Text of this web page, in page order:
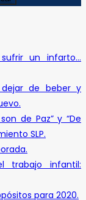
un infarto…
dejar de beber y
de Paz” y “De
SLP.
trabajo infantil:
para 2020.